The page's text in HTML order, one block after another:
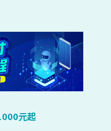
元起